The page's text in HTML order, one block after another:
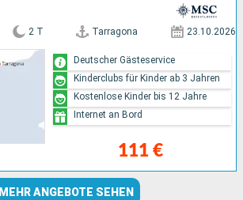
2 T Tarragona 23.10.2026
111 €
Deutscher Gästeservice
Kinderclubs für Kinder ab 3 Jahren
Kostenlose Kinder bis 12 Jahre
Internet an Bord
MEHR ANGEBOTE SEHEN